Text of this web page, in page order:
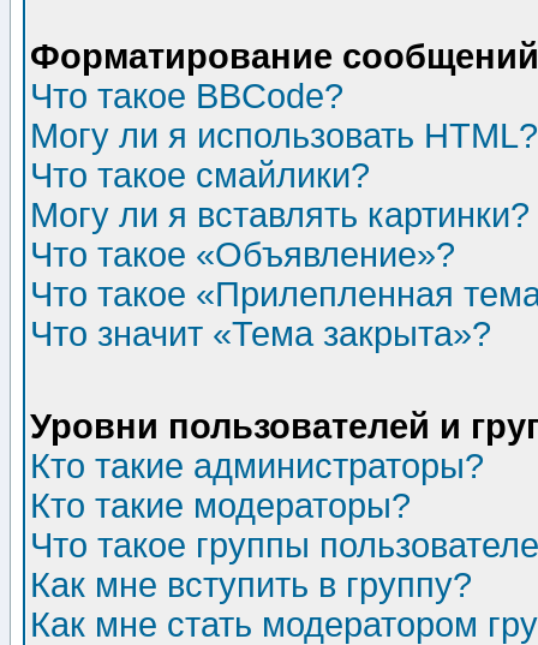
Форматирование
Что такое BBCode?
Могу ли я использовать HTML?
Что такое смайлики?
Могу ли я вставлять картинки?
Что такое «Объявление»?
Что такое «Прилепленная
Что значит «Тема закрыта»?
Уровни пользователей и
Кто такие администраторы?
Кто такие модераторы?
Что такое группы
Как мне вступить в группу?
Как мне стать модератором